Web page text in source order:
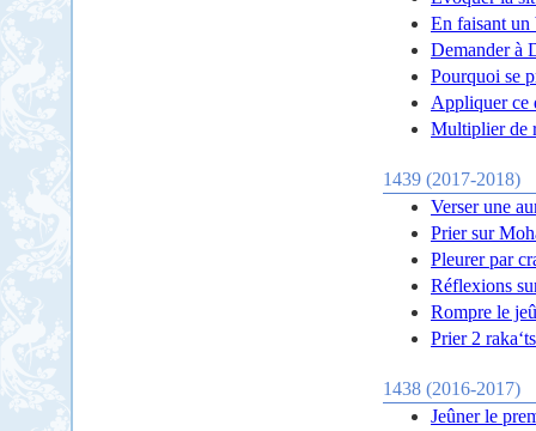
En faisant un
Demander à
Pourquoi se
Appliquer ce
Multiplier de
1439 (2017-2018)
Verser une
Prier sur
Pleurer par
Réflexions
Rompre le
Prier 2
1438 (2016-2017)
Jeûner le